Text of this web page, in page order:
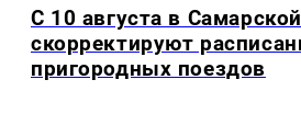
С 10 августа в
скорректируют
пригородных поездов